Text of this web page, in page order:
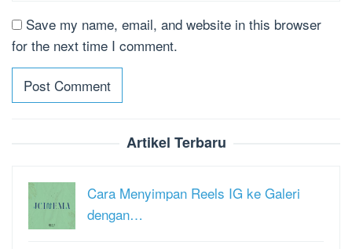
Save my name, email, and website in this browser
for the next time I comment.
Artikel Terbaru
Cara Menyimpan Reels IG ke Galeri
dengan…